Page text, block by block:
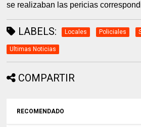
se realizaban las pericias
LABELS: Locales Policiales
Ultimas Noticias
COMPARTIR
RECOMENDADO